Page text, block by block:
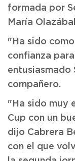
formada por
María
"Ha sido
confianza
entusiasmado
compañero.
"Ha sido muy
Cup con un
dijo Cabrera
con el que